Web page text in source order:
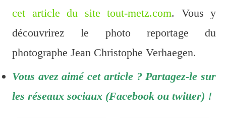
cet article du site tout-metz.com. Vous y
découvrirez le photo reportage du
photographe Jean Christophe Verhaegen.
Vous avez aimé cet article ? Partagez-le sur
les réseaux sociaux (Facebook ou twitter) !